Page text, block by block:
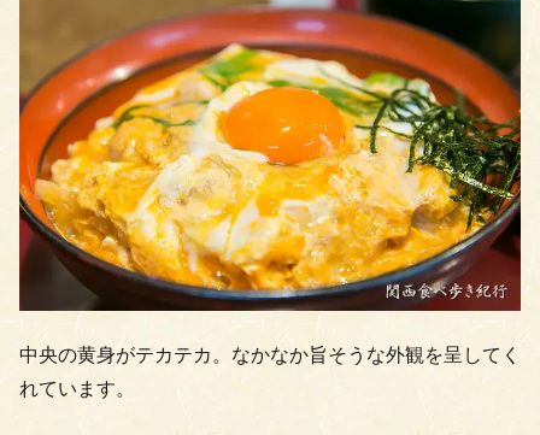
中央の黄身がテカテカ。なかなか旨そうな外観を呈してく
れています。